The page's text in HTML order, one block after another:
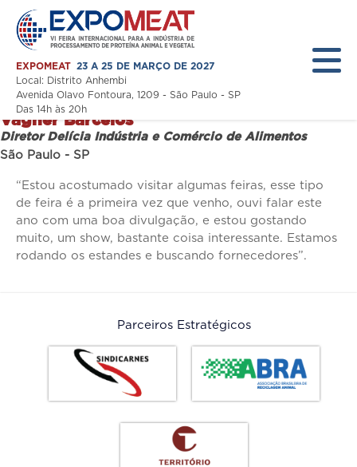
EXPOMEAT 23 A 25 DE MARÇO DE 2027
Local: Distrito Anhembi
Avenida Olavo Fontoura, 1209 - São Paulo - SP
Das 14h às 20h
A Feira
Expositor
Área Restrita
Contato
Prêmio Carne Forte
Vagner Barcelos
Diretor Delícia Indústria e Comércio de Alimentos
São Paulo - SP
“Estou acostumado visitar algumas feiras, esse tipo
de feira é a primeira vez que venho, ouvi falar este
ano com uma boa divulgação, e estou gostando
muito, um show, bastante coisa interessante. Estamos
rodando os estandes e buscando fornecedores”.
Parceiros Estratégicos